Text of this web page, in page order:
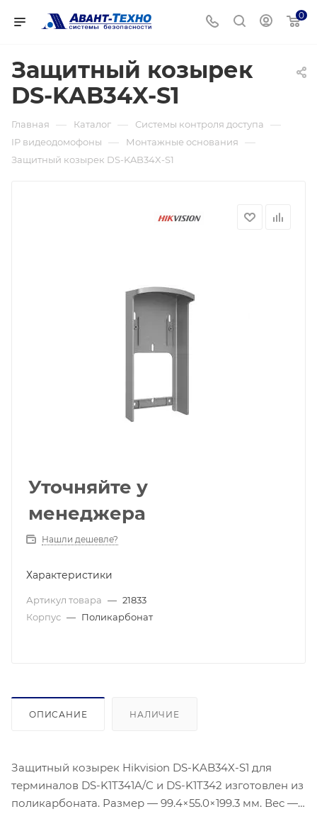
0
Защитный козырек
DS-KAB34X-S1
Главная — Каталог — Системы контроля доступа —
IP видеодомофоны — Монтажные основания —
Защитный козырек DS-KAB34X-S1
Уточняйте у
менеджера
Нашли дешевле?
Характеристики
Артикул товара — 21833
Корпус — Поликарбонат
ОПИСАНИЕ НАЛИЧИЕ
Защитный козырек Hikvision DS-KAB34X-S1 для
терминалов DS-K1T341A/C и DS-K1T342 изготовлен из
поликарбоната. Размер — 99.4×55.0×199.3 мм. Вес —